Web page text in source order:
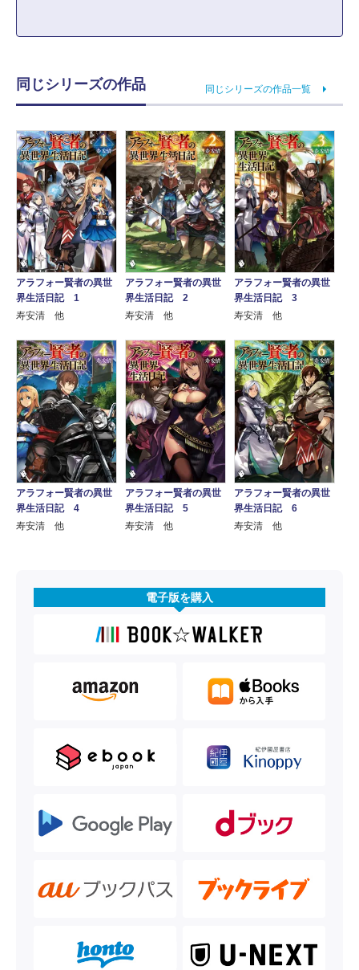
同じシリーズの作品 同じシリーズの作品一覧
アラフォー賢者の異世
界生活日記 1
寿安清 他
アラフォー賢者の異世
界生活日記 2
寿安清 他
アラフォー賢者の異世
界生活日記 3
寿安清 他
アラフォー賢者の異世
界生活日記 4
寿安清 他
アラフォー賢者の異世
界生活日記 5
寿安清 他
アラフォー賢者の異世
界生活日記 6
寿安清 他
電子版を購入